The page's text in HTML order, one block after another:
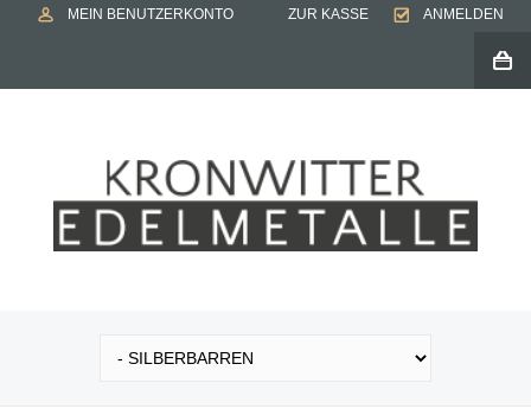
MEIN BENUTZERKONTO ZUR KASSE ANMELDEN